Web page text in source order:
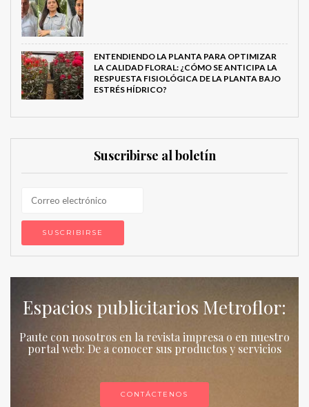
ENTENDIENDO LA PLANTA PARA OPTIMIZAR
LA CALIDAD FLORAL: ¿CÓMO SE ANTICIPA LA
RESPUESTA FISIOLÓGICA DE LA PLANTA BAJO
ESTRÉS HÍDRICO?
Suscribirse al boletín
Espacios publicitarios Metroflor:
Paute con nosotros en la revista impresa o en nuestro
portal web: De a conocer sus productos y servicios
CONTÁCTENOS